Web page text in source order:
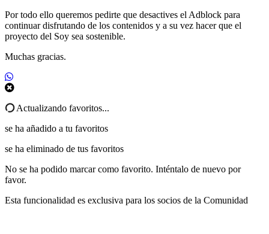
Por todo ello queremos pedirte que desactives el Adblock para
continuar disfrutando de los contenidos y a su vez hacer que el
proyecto del Soy sea sostenible.
Muchas gracias.
Actualizando favoritos...
se ha añadido a tu favoritos
se ha eliminado de tus favoritos
No se ha podido marcar como favorito. Inténtalo de nuevo por
favor.
Esta funcionalidad es exclusiva para los socios de la Comunidad